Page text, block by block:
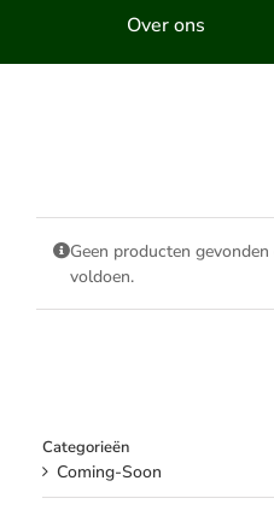
Over ons
Geen producten
voldoen.
Categorieën
Coming-Soon